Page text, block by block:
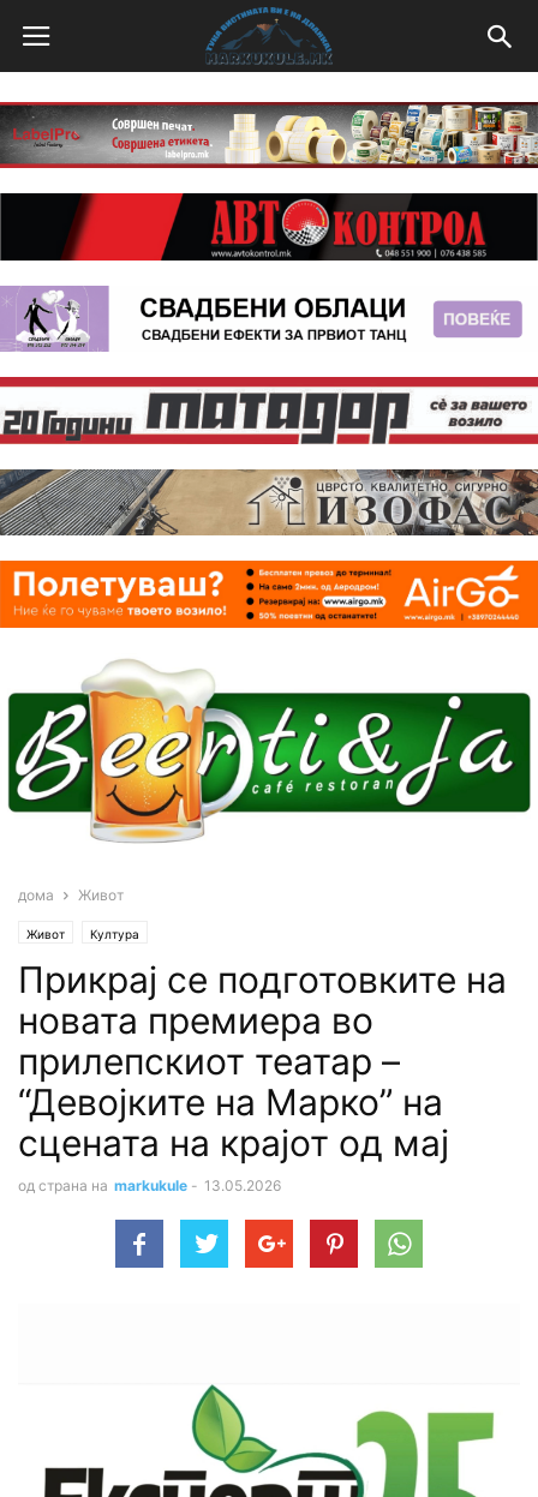
дома Живот
Живот Култура
Прикрај се подготовките на
новата премиера во
прилепскиот театар –
“Девојките на Марко” на
сцената на крајот од мај
од страна на markukule - 13.05.2026